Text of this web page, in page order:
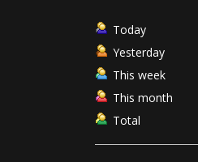
Today
Yesterday
This week
This month
Total